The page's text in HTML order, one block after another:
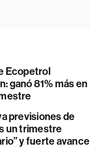
Ecopetrol
ganó 81% más en
previsiones de
un trimestre
y fuerte avance